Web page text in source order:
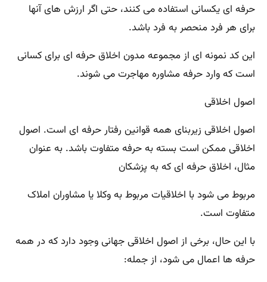
حرفه ای یکسانی استفاده می کنند، حتی اگر ارزش های آنها
برای هر فرد منحصر به فرد باشد.
این کد نمونه ای از مجموعه مدون اخلاق حرفه ای برای کسانی
است که وارد حرفه مشاوره مهاجرت می شوند.
اصول اخلاقی
اصول اخلاقی زیربنای همه قوانین رفتار حرفه ای است. اصول
اخلاقی ممکن است بسته به حرفه متفاوت باشد. به عنوان
مثال، اخلاق حرفه ای که به پزشکان
مربوط می شود با اخلاقیات مربوط به وکلا یا مشاوران املاک
متفاوت است.
با این حال، برخی از اصول اخلاقی جهانی وجود دارد که در همه
حرفه ها اعمال می شود، از جمله: